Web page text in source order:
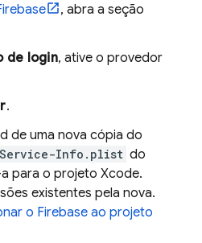
, abra a seção
de login, ative o provedor
.
de uma nova cópia do
Info.plist do
para o projeto Xcode.
existentes pela nova.
o Firebase ao projeto